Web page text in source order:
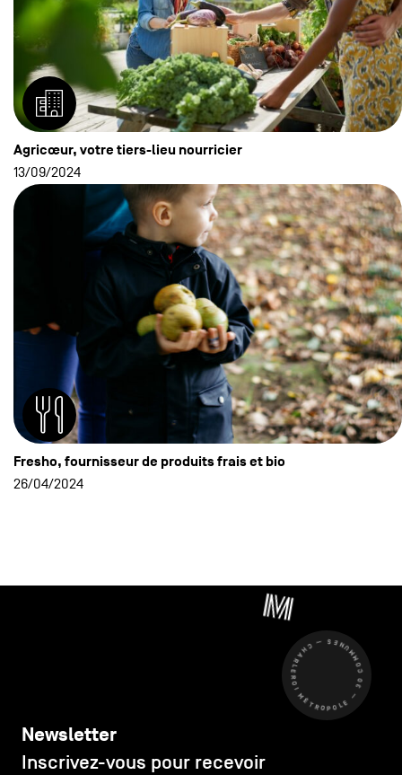
Agricœur, votre tiers-lieu nourricier
13/09/2024
Fresho, fournisseur de produits frais et bio
26/04/2024
CHARLEROI MÉTROPOLE — 30 COMMUNES —
Newsletter
Inscrivez-vous pour recevoir